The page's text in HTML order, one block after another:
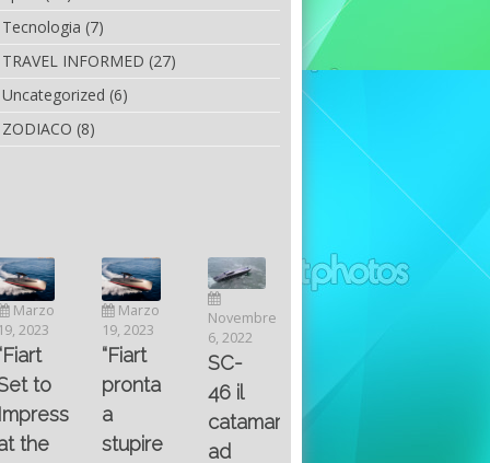
Tecnologia (7)
TRAVEL INFORMED (27)
Uncategorized (6)
ZODIACO (8)
Marzo
19, 2023
a
Novembre
6, 2022
SC-
46 il
catamarano
ad
Luglio
6, 2022
Fountain 38SC
abitabilità,
affidabilità
Multiple